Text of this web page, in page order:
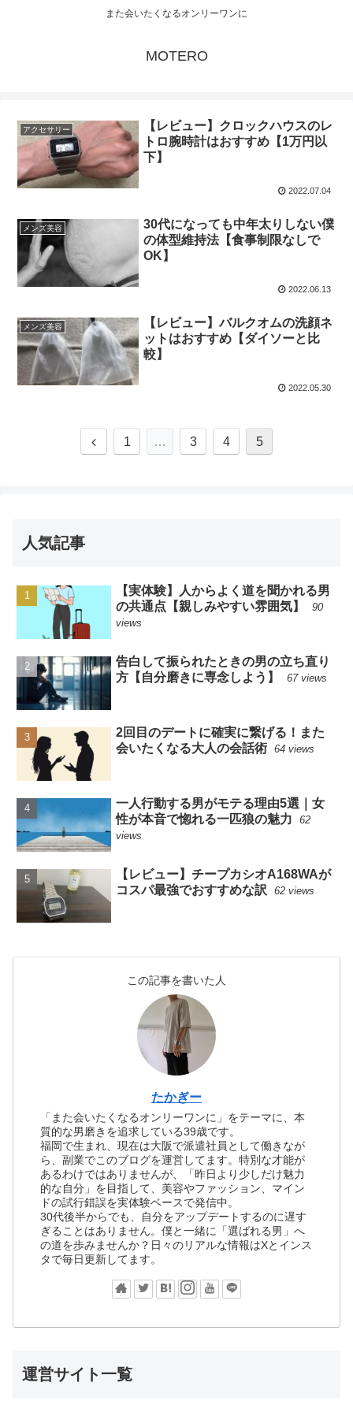
また会いたくなるオンリーワンに
MOTERO
アクセサリー
【レビュー】クロックハウスのレ
トロ腕時計はおすすめ【1万円以
下】
2022.07.04
メンズ美容
30代になっても中年太りしない僕
の体型維持法【食事制限なしで
OK】
2022.06.13
メンズ美容
【レビュー】バルクオムの洗顔ネ
ットはおすすめ【ダイソーと比
較】
2022.05.30
1 … 3 4 5
人気記事
【実体験】人からよく道を聞かれる男
の共通点【親しみやすい雰囲気】
90
views
告白して振られたときの男の立ち直り
方【自分磨きに専念しよう】
67 views
2回目のデートに確実に繋げる！また
会いたくなる大人の会話術
64 views
一人行動する男がモテる理由5選｜女
性が本音で惚れる一匹狼の魅力
62
views
【レビュー】チープカシオA168WAが
コスパ最強でおすすめな訳
62 views
この記事を書いた人
たかぎー
「また会いたくなるオンリーワンに」をテーマに、本
質的な男磨きを追求している39歳です。
福岡で生まれ、現在は大阪で派遣社員として働きなが
ら、副業でこのブログを運営してます。特別な才能が
あるわけではありませんが、「昨日より少しだけ魅力
的な自分」を目指して、美容やファッション、マイン
ドの試行錯誤を実体験ベースで発信中。
30代後半からでも、自分をアップデートするのに遅す
ぎることはありません。僕と一緒に「選ばれる男」へ
の道を歩みませんか？日々のリアルな情報はXとインス
タで毎日更新してます。
運営サイト一覧